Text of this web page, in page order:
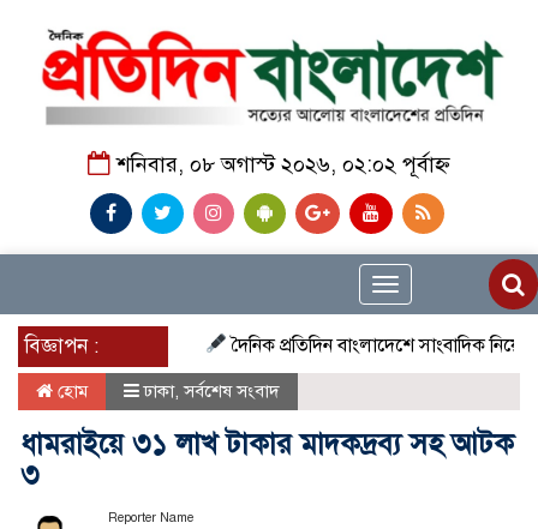
শনিবার, ০৮ অগাস্ট ২০২৬, ০২:০২ পূর্বাহ্ন
Toggle
navigation
বিজ্ঞাপন :
দৈনিক প্রতিদিন বাংলাদেশে সাংবাদিক নিয়োগ
হোম ঢাকা,সর্বশেষ সংবাদ
ধামরাইয়ে ৩১ লাখ টাকার মাদকদ্রব্য সহ আটক
৩
Reporter Name